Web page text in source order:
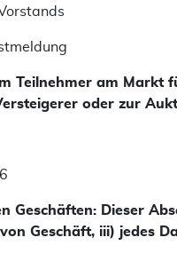
Teilnehmer am Markt
oder zur
Geschäften: Dieser
Geschäft, iii) jedes